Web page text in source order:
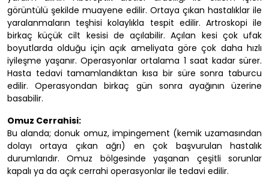
görüntülü şekilde muayene edilir. Ortaya çıkan hastalıklar ile
yaralanmaların teşhisi kolaylıkla tespit edilir. Artroskopi ile
birkaç küçük cilt kesisi de açılabilir. Açılan kesi çok ufak
boyutlarda olduğu için açık ameliyata göre çok daha hızlı
iyileşme yaşanır. Operasyonlar ortalama 1 saat kadar sürer.
Hasta tedavi tamamlandıktan kısa bir süre sonra taburcu
edilir. Operasyondan birkaç gün sonra ayağının üzerine
basabilir.
Omuz Cerrahisi:
Bu alanda; donuk omuz, impingement (kemik uzamasından
dolayı ortaya çıkan ağrı) en çok başvurulan hastalık
durumlarıdır. Omuz bölgesinde yaşanan çeşitli sorunlar
kapalı ya da açık cerrahi operasyonlar ile tedavi edilir.